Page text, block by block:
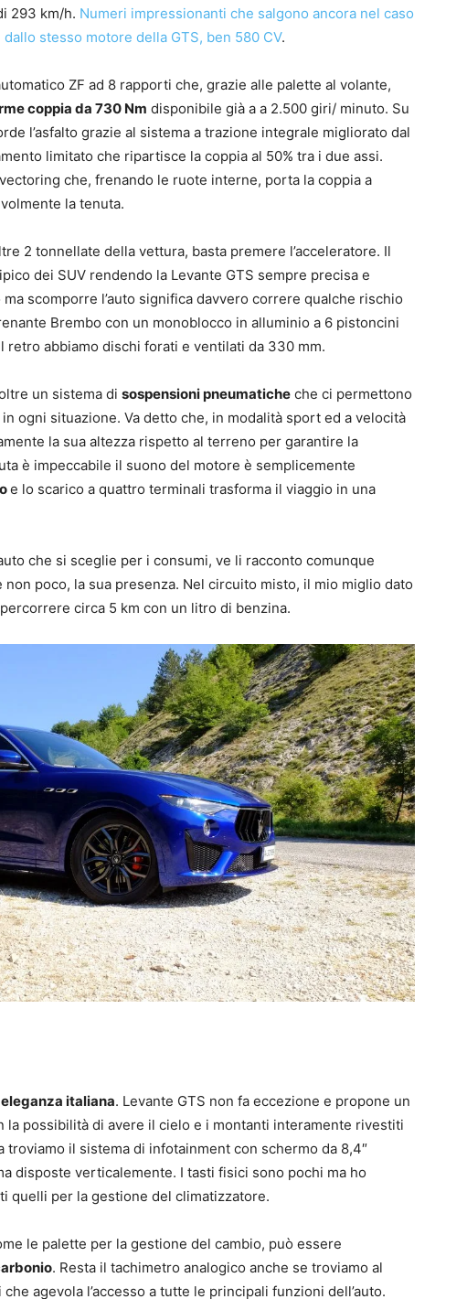
293 km/h. Numeri impressionanti che salgono ancora nel caso
stesso motore della GTS, ben 580 CV.
ZF ad 8 rapporti che, grazie alle palette al volante,
coppia da 730 Nm disponibile già a a 2.500 giri/ minuto. Su
l’asfalto grazie al sistema a trazione integrale migliorato dal
limitato che ripartisce la coppia al 50% tra i due assi.
che, frenando le ruote interne, porta la coppia a
la tenuta.
2 tonnellate della vettura, basta premere l’acceleratore. Il
dei SUV rendendo la Levante GTS sempre precisa e
scomporre l’auto significa davvero correre qualche rischio
Brembo con un monoblocco in alluminio a 6 pistoncini
retro abbiamo dischi forati e ventilati da 330 mm.
un sistema di sospensioni pneumatiche che ci permettono
ogni situazione. Va detto che, in modalità sport ed a velocità
la sua altezza rispetto al terreno per garantire la
è impeccabile il suono del motore è semplicemente
e lo scarico a quattro terminali trasforma il viaggio in una
che si sceglie per i consumi, ve li racconto comunque
poco, la sua presenza. Nel circuito misto, il mio miglio dato
circa 5 km con un litro di benzina.
eleganza italiana. Levante GTS non fa eccezione e propone un
la possibilità di avere il cielo e i montanti interamente rivestiti
troviamo il sistema di infotainment con schermo da 8,4″
disposte verticalemente. I tasti fisici sono pochi ma ho
quelli per la gestione del climatizzatore.
le palette per la gestione del cambio, può essere
. Resta il tachimetro analogico anche se troviamo al
agevola l’accesso a tutte le principali funzioni dell’auto.